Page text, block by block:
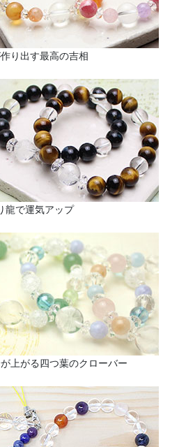
り出す最高の吉相
龍で運気アップ
上がる四つ葉のクローバー